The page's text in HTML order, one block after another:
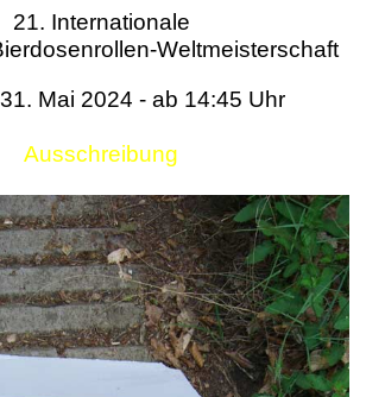
21. Internationale
Weltmeisterschaft
Mai 2024 - ab 14:45 Uhr
Ausschreibung